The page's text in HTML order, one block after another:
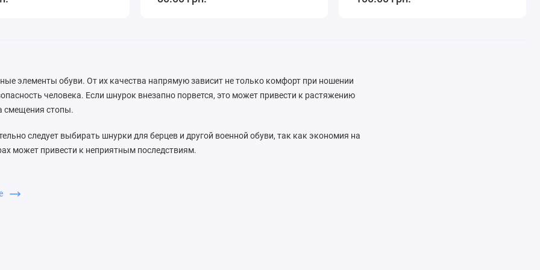
элементы обуви. От их качества напрямую зависит не только комфорт при ношении
человека. Если шнурок внезапно порвется, это может привести к растяжению
смещения стопы.
следует выбирать шнурки для берцев и другой военной обуви, так как экономия на
может привести к неприятным последствиям.
от известных отечественных и зарубежных производителей по выгодным ценам.